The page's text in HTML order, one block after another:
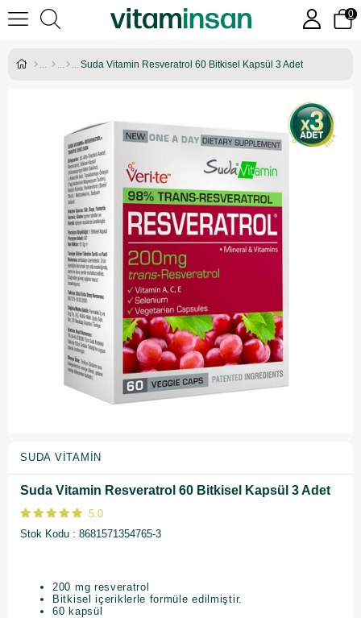
0
Suda Vitamin Resveratrol 60 Bitkisel Kapsül 3 Adet
SUDA VITAMIN
Suda Vitamin Resveratrol 60 Bitkisel Kapsül 3 Adet
5.0
Stok Kodu
8681571354765-3
200 mg resveratrol
Bitkisel içeriklerle formüle edilmiştir.
60 kapsül